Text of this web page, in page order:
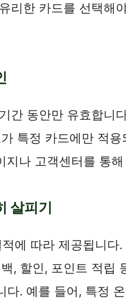
리한 카드를 선택해
간 동안만 유효합니
특정 카드에만 적
지나 고객센터를 통
살피기
에 따라 제공됩니
, 할인, 포인트 적
다. 예를 들어, 특정